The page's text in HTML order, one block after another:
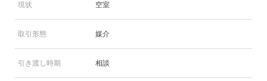
現状 空室
取引形態 媒介
引き渡し時期 相談